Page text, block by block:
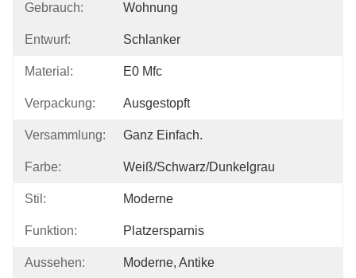
Gebrauch: Wohnung
Entwurf: Schlanker
Material: E0 Mfc
Verpackung: Ausgestopft
Versammlung: Ganz Einfach.
Farbe: Weiß/schwarz/dunkelgrau
Stil: Moderne
Funktion: Platzersparnis
Aussehen: Moderne, Antike